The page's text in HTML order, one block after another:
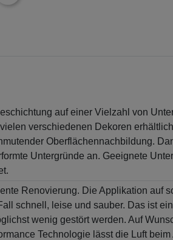
auf einer Vielzahl von
verschiedenen Dekoren
Oberflächennachbildung.
Untergründe an. Geeignete
Renovierung. Die Applikation auf
schnell, leise und sauber. Das ist
wenig gestört werden. Auf
Technologie lässt die Luft